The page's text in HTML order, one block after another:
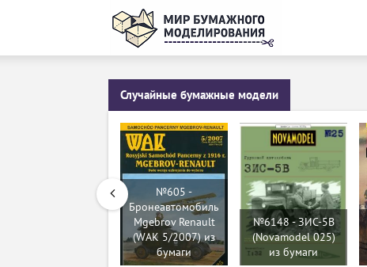
Случайные бумажные модели
№605 -
Бронеавтомобиль
Mgebrov Renault
(WAK 5/2007) из
бумаги
№6148 - ЗИС-5В
(Novamodel 025)
из бумаги